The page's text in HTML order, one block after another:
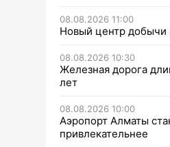
08.08.2026 11:00
Новый центр добычи
08.08.2026 10:30
Железная дорога
лет
08.08.2026 10:00
Аэропорт Алматы
привлекательнее